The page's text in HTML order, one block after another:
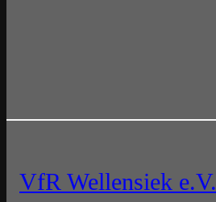
VfR Wellensiek e.V.